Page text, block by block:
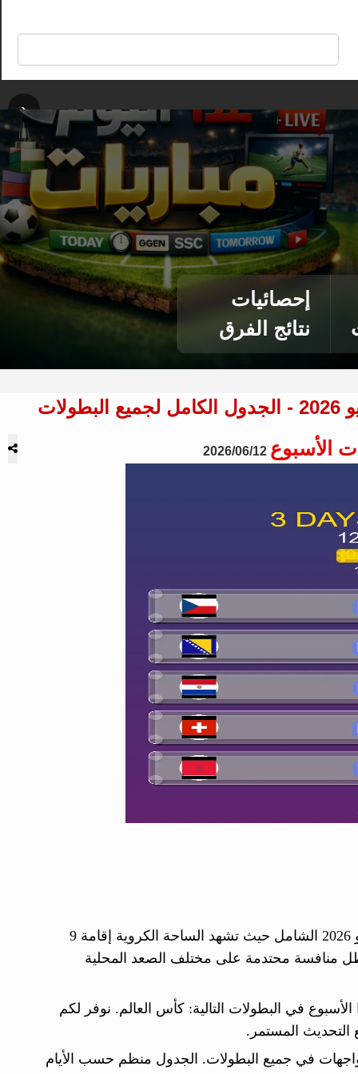
‹
إحصائيات
نتائج الفرق
الأسبوع 2026/06/12
ننشر لكم جدول مباريات هذاالأسبوع من الجمعة 12 يونيو حتى 14 يونيو 2026 الشامل حيث تشهد الساحة الكروية إقامة 9
في ظل منافسة محتدمة على مختلف الصعد المحلية
في البطولات التالية: كأس العالم. نوفر لكم
التحديث المستمر.
في جميع البطولات. الجدول منظم حسب الأيام